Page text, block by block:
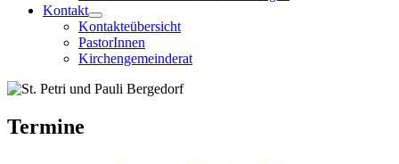
Kontakt
Kontakteübersicht
PastorInnen
Kirchengemeinderat
Termine